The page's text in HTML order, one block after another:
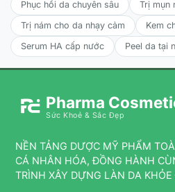
Phục hồi da chuyên sâu
Trị mụn
Trị nám cho da nhạy cảm
Kem
Serum HA cấp nước
Peel da tại
Pharma
Sức Khoẻ & Sắc Đẹp
NỀN TẢNG DƯỢC MỸ PHẨM
CÁ NHÂN HÓA, ĐỒNG HÀNH
TRÌNH XÂY DỰNG LÀN DA